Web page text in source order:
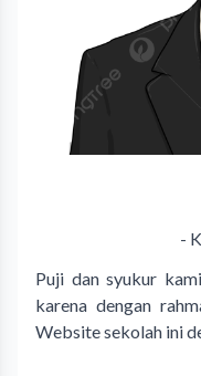
-
Puji dan syukur
karena dengan
Website sekolah ini